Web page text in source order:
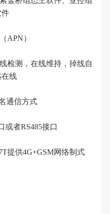
件
APN）
检测，在线维持，掉线自
线
通信方式
或者RS485接口
T提供4G+GSM网络制式